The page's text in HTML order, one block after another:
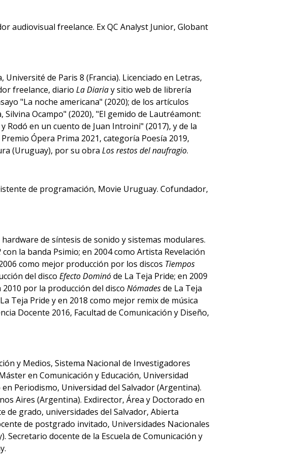
audiovisual freelance. Ex QC Analyst Junior, Globant
de Paris 8 (Francia). Licenciado en Letras,
freelance, diarioLa Diariay sitio web de librería
"La noche americana" (2020); de los artículos
Ocampo" (2020), "El gemido de Lautréamont:
Rodó en un cuento de Juan Introini" (2017), y de la
Ópera Prima 2021, categoría Poesía 2019,
(Uruguay), por su obraLos restos del naufragio.
de programación, Movie Uruguay. Cofundador,
de síntesis de sonido y sistemas modulares.
con la banda Psimio; en 2004 como Artista Revelación
como mejor producción por los discos Tiempos
del discoEfecto Dominóde La Teja Pride; en 2009
2010 por la producción del discoNómadesde La Teja
Teja Pride y en 2018 como mejor remix de música
Docente 2016, Facultad de Comunicación y Diseño,
y Medios, Sistema Nacional de Investigadores
en Comunicación y Educación, Universidad
Periodismo, Universidad del Salvador (Argentina).
Aires (Argentina). Exdirector, Área y Doctorado en
de grado, universidades del Salvador, Abierta
de postgrado invitado, Universidades Nacionales
docente de la Escuela de Comunicación y